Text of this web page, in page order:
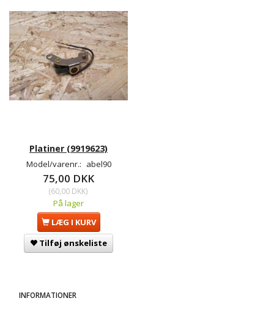
Platiner (9919623)
Model/varenr.: abel90
75,00 DKK
(60,00 DKK)
På lager
LÆG I KURV
Tilføj ønskeliste
INFORMATIONER